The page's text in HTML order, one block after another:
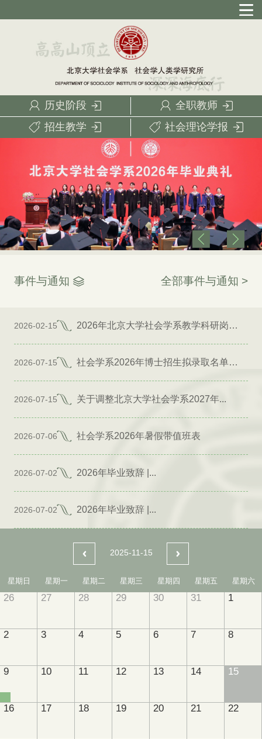
历史阶段
全职教师
招生教学
社会理论学报
事件与通知 全部事件与通知 >
2026-02-15 2026年北京大学社会学系教学科研岗位招聘启事
2026-07-15 社会学系2026年博士招生拟录取名单公示（专项）
2026-07-15 关于调整北京大学社会学系2027年...
2026-07-06 社会学系2026年暑假带值班表
2026-07-02 2026年毕业致辞 |...
2026-07-02 2026年毕业致辞 |...
2025-11-15
星期日 星期一 星期二 星期三 星期四 星期五 星期六
26 27 28 29 30 31 1
2 3 4 5 6 7 8
9 10 11 12 13 14 15
16 17 18 19 20 21 22